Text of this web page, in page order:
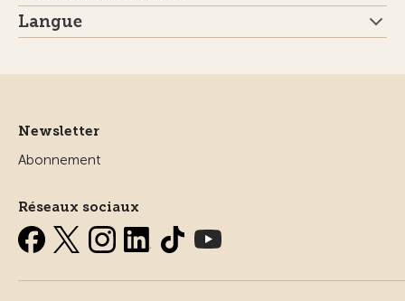
Langue
Newsletter
Abonnement
Réseaux sociaux